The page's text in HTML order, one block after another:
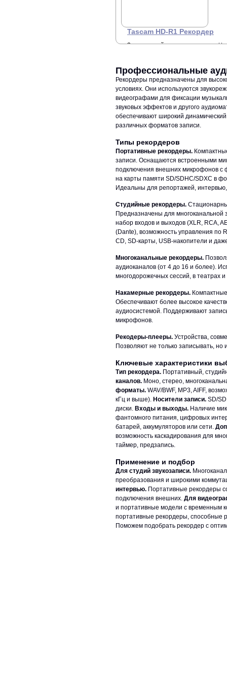
Tascam HD-R1 Рекордер
2-канальный рекордер-
44,1/48 кГц). Вх/вых: RCA,
Euroblock, мик/лин XLR (с
переключателем - 20дБ,
фантомное питание),
цифровой SPDIF (коаксиал и
оптика), разъем для Ethernet
100-Мбит/с для передачи
файлов и управления, RS-
232 для удаленного
управления, выход на
Профессиональные
Рекордеры предназначены для
условиях. Они используются
видеографами для фиксации
звуковых эффектов и другого
обеспечивают широкий
различных форматов записи.
Типы рекордеров
Портативные рекордеры.
записи. Оснащаются встроенными
подключения внешних микрофонов
на карты памяти SD/SDHC/SDXC в
Идеальны для репортажей,
Студийные рекордеры.
Предназначены для
набор входов и выходов (XLR, RCA,
(Dante), возможность управления по
CD, SD-карты, USB-накопители и
Многоканальные рекордеры.
аудиоканалов (от 4 до 16 и более).
многодорожечных сессий, в театрах
Накамерные рекордеры.
Обеспечивают более высокое
аудиосистемой. Поддерживают
микрофонов.
Рекодеры-плееры. Устройства,
Позволяют не только записывать,
Ключевые характеристики
Тип рекордера. Портативный,
каналов. Моно, стерео,
форматы. WAV/BWF, MP3, AIFF,
кГц и выше). Носители записи. SD/
диски. Входы и выходы. Наличие
фантомного питания, цифровых
батарей, аккумуляторов или сети.
возможность каскадирования для
таймер, предзапись.
Применение и подбор
Для студий звукозаписи.
преобразования и широкими
интервью. Портативные рекордеры
подключения внешних. Для
и портативные модели с временным
портативные рекордеры, способные
Поможем подобрать рекордер с